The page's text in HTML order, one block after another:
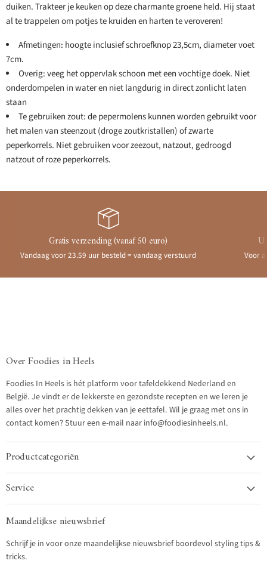
duiken. Trakteer je keuken op deze charmante groene held. Hij staat
al te trappelen om potjes te kruiden en harten te veroveren!
Afmetingen: hoogte inclusief schroefknop 23,5cm, diameter voet
7cm.
Overig: veeg het oppervlak schoon met een vochtige doek. Niet
onderdompelen in water en niet langdurig in direct zonlicht laten
staan
Te gebruiken zout: de pepermolens kunnen worden gebruikt voor
het malen van steenzout (droge zoutkristallen) of zwarte
peperkorrels. Niet gebruiken voor zeezout, natzout, gedroogd
natzout of roze peperkorrels.
Gratis verzending (vanaf 50 euro)
Vandaag voor 23.59 uur besteld = vandaag verstuurd Voor
Over Foodies in Heels
Foodies In Heels is hét platform voor tafeldekkend Nederland en
België. Je vindt er de lekkerste en gezondste recepten en we leren je
alles over het prachtig dekken van je eettafel. Wil je graag met ons in
contact komen? Stuur een e-mail naar info@foodiesinheels.nl.
Productcategoriën
Service
Maandelijkse nieuwsbrief
Schrijf je in voor onze maandelijkse nieuwsbrief boordevol styling tips &
tricks.